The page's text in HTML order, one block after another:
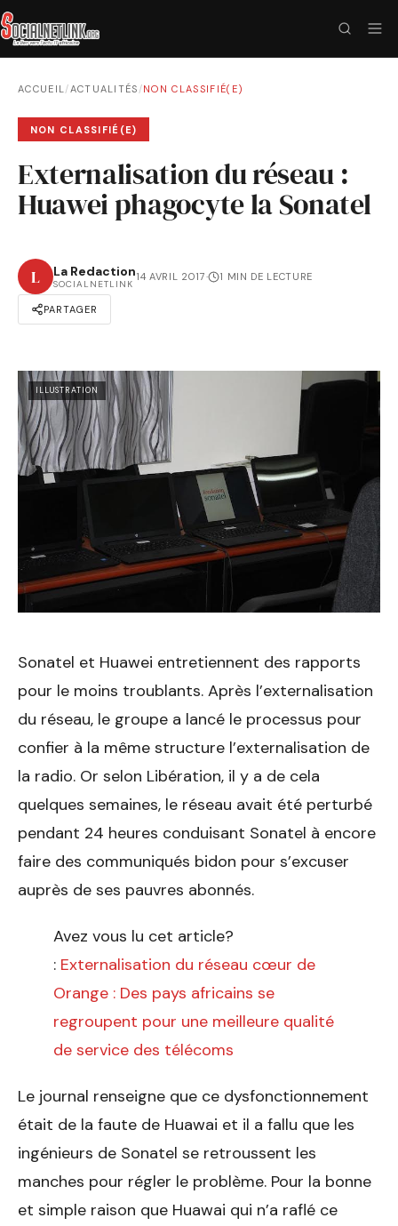
ACCUEIL/ACTUALITÉS /NON CLASSIFIÉ(E)
NON CLASSIFIÉ(E)
Externalisation du réseau :
Huawei phagocyte la Sonatel
L La Redaction
SOCIALNETLINK
14 AVRIL 2017· 1 MIN DE LECTURE
PARTAGER
ILLUSTRATION
Sonatel et Huawei entretiennent des rapports
pour le moins troublants. Après l’externalisation
du réseau, le groupe a lancé le processus pour
confier à la même structure l’externalisation de
la radio. Or selon Libération, il y a de cela
quelques semaines, le réseau avait été perturbé
pendant 24 heures conduisant Sonatel à encore
faire des communiqués bidon pour s’excuser
auprès de ses pauvres abonnés.
Avez vous lu cet article?
: Externalisation du réseau cœur de
Orange : Des pays africains se
regroupent pour une meilleure qualité
de service des télécoms
Le journal renseigne que ce dysfonctionnement
était de la faute de Huawai et il a fallu que les
ingénieurs de Sonatel se retroussent les
manches pour régler le problème. Pour la bonne
et simple raison que Huawai qui n’a raflé ce